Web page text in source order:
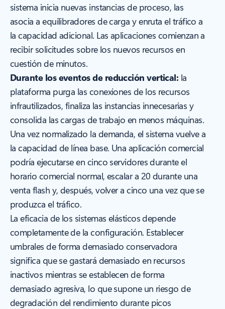
sistema inicia nuevas instancias de proceso, las
asocia a equilibradores de carga y enruta el tráfico a
la capacidad adicional. Las aplicaciones comienzan a
recibir solicitudes sobre los nuevos recursos en
cuestión de minutos.
Durante los eventos de reducción vertical: la
plataforma purga las conexiones de los recursos
infrautilizados, finaliza las instancias innecesarias y
consolida las cargas de trabajo en menos máquinas.
Una vez normalizado la demanda, el sistema vuelve a
la capacidad de línea base. Una aplicación comercial
podría ejecutarse en cinco servidores durante el
horario comercial normal, escalar a 20 durante una
venta flash y, después, volver a cinco una vez que se
produzca el tráfico.
La eficacia de los sistemas elásticos depende
completamente de la configuración. Establecer
umbrales de forma demasiado conservadora
significa que se gastará demasiado en recursos
inactivos mientras se establecen de forma
demasiado agresiva, lo que supone un riesgo de
degradación del rendimiento durante picos